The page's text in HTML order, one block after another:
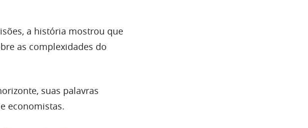
a história mostrou que
as complexidades do
suas palavras
economistas.